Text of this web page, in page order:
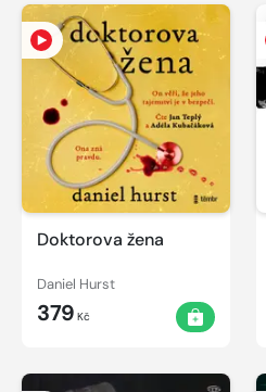
Doktorova žena
Daniel Hurst
379 Kč